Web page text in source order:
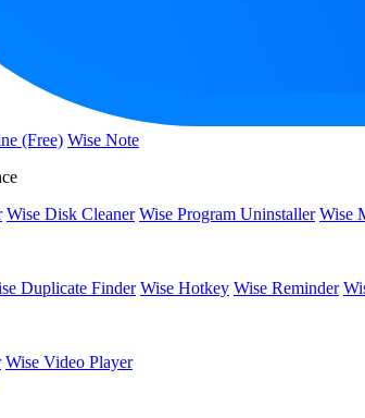
(Free) Wise Note
Wise Disk Cleaner Wise Program Uninstaller Wise
Duplicate Finder Wise Hotkey Wise Reminder
Wise Video Player